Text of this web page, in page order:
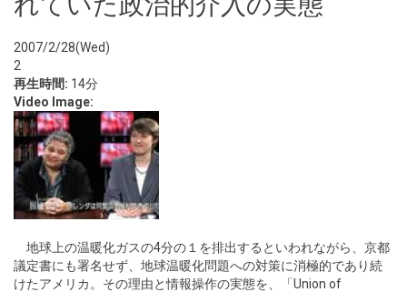
2007/2/28(Wed)
2
再生時間: 14分
Video Image:
地球上の温暖化ガスの4分の１を排出するといわれながら、京都
議定書にも署名せず、地球温暖化問題への対策に消極的であり続
けたアメリカ。その理由と情報操作の実態を、「Union of